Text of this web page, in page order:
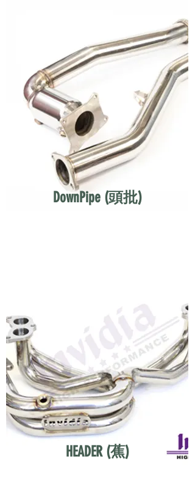
DownPipe (頭批)
HEADER (蕉)